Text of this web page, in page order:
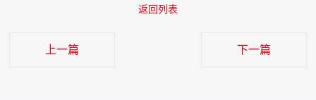
返回列表
上一篇 下一篇